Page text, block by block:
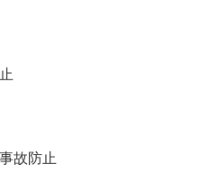
故防止